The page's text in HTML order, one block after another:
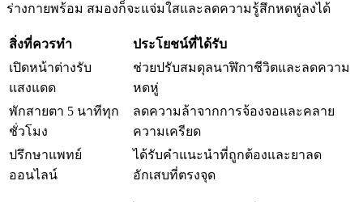
ร่างกายพร้อม สมองก็จะแจ่มใสและลดความรู้สึกหดหู่ลงได้
สิ่งที่ควรทำ
ประโยชน์ที่ได้รับ
เปิดหน้าต่างรับ
แสงแดด
ช่วยปรับสมดุลนาฬิกาชีวิตและลดความ
หดหู่
พักสายตา 5 นาทีทุก
ชั่วโมง
ลดความล้าจากการจ้องจอและคลาย
ความเครียด
ปรึกษาแพทย์
ออนไลน์
ได้รับคำแนะนำที่ถูกต้องและยาลด
อักเสบที่ตรงจุด